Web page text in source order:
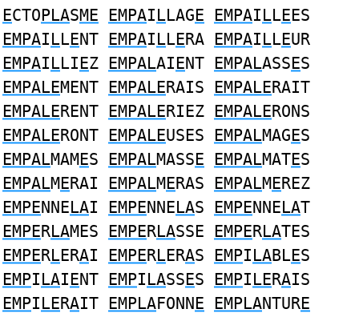
ECTOPLASME EMPAILLAGE EMPAILLEES
EMPAILLENT EMPAILLERA EMPAILLEUR
EMPAILLIEZ EMPALAIENT EMPALASSES
EMPALEMENT EMPALERAIS EMPALERAIT
EMPALERENT EMPALERIEZ EMPALERONS
EMPALERONT EMPALEUSES EMPALMAGES
EMPALMAMES EMPALMASSE EMPALMATES
EMPALMERAI EMPALMERAS EMPALMEREZ
EMPENNELAI EMPENNELAS EMPENNELAT
EMPERLAMES EMPERLASSE EMPERLATES
EMPERLERAI EMPERLERAS EMPILABLES
EMPILAIENT EMPILASSES EMPILERAIS
EMPILERAIT EMPLAFONNE EMPLANTURE